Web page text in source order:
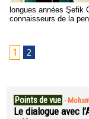
longues années Şefik
connaisseurs de la
1 2
Points de vue -
Le dialogue avec